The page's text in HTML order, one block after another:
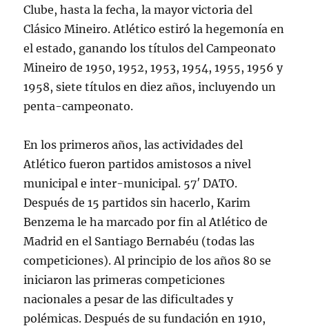
Clube, hasta la fecha, la mayor victoria del
Clásico Mineiro. Atlético estiró la hegemonía en
el estado, ganando los títulos del Campeonato
Mineiro de 1950, 1952, 1953, 1954, 1955, 1956 y
1958, siete títulos en diez años, incluyendo un
penta-campeonato.
En los primeros años, las actividades del
Atlético fueron partidos amistosos a nivel
municipal e inter-municipal. 57′ DATO.
Después de 15 partidos sin hacerlo, Karim
Benzema le ha marcado por fin al Atlético de
Madrid en el Santiago Bernabéu (todas las
competiciones). Al principio de los años 80 se
iniciaron las primeras competiciones
nacionales a pesar de las dificultades y
polémicas. Después de su fundación en 1910,